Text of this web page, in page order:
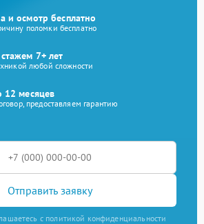
и осмотр бесплатно
поломки бесплатно
7+ лет
любой сложности
12 месяцев
предоставляем гарантию
Отправить заявку
с политикой конфиденциальности